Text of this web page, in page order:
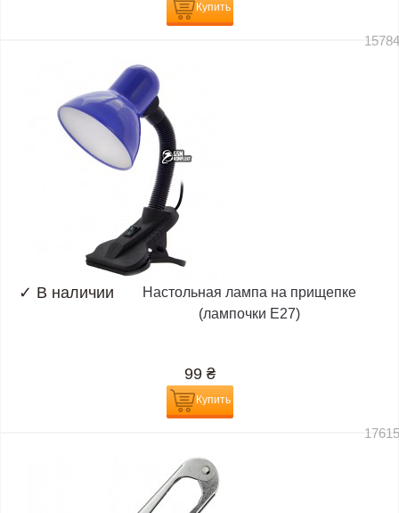
Купить
✓ В наличии
Настольная лампа на прищепке
(лампочки E27)
99 ₴
Купить